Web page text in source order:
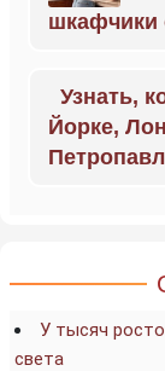
шкафчики
Узнать,
Йорке,
У тысяч
света